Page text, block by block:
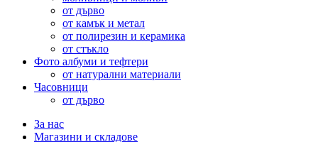
от дърво
от камък и метал
от полирезин и керамика
от стъкло
Фото албуми и тефтери
от натурални материали
Часовници
от дърво
За нас
Магазини и складове